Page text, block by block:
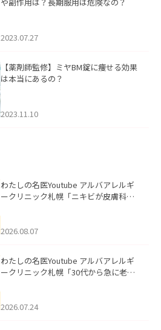
2023.07.27
【薬剤師監修】ミヤBM錠に痩せる効果
は本当にあるの？
2023.11.10
わたしの名医Youtube アルバアレルギ
ークリニック札幌「ニキビが皮膚科で
ました。
2026.08.07
わたしの名医Youtube アルバアレルギ
ークリニック札幌「30代から急に老け
た。
2026.07.24